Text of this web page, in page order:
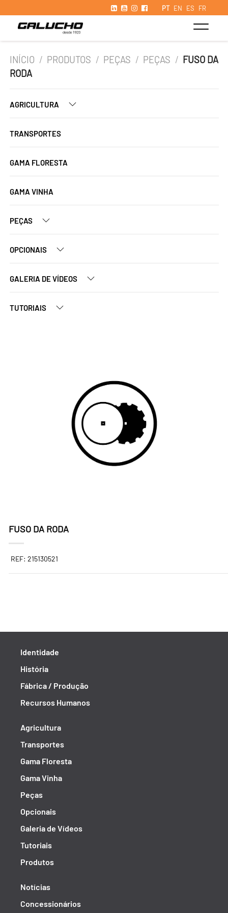
PT EN ES FR
INÍCIO / PRODUTOS / PEÇAS / PEÇAS / FUSO DA
RODA
AGRICULTURA
TRANSPORTES
GAMA FLORESTA
GAMA VINHA
PEÇAS
OPCIONAIS
GALERIA DE VÍDEOS
TUTORIAIS
FUSO DA RODA
REF: 215130521
Identidade
História
Fábrica / Produção
Recursos Humanos
Agricultura
Transportes
Gama Floresta
Gama Vinha
Peças
Opcionais
Galeria de Vídeos
Tutoriais
Produtos
Notícias
Concessionários